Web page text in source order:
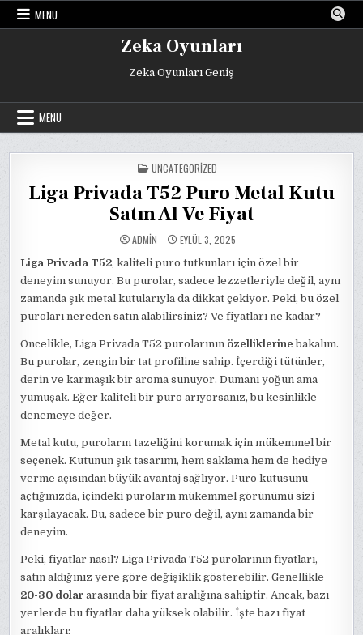
Skip
MENU
Zeka Oyunları
Zeka Oyunları Geniş
MENU
POSTED
IN
UNCATEGORIZED
Liga Privada T52 Puro Metal Kutu
Satın Al Ve Fiyat
ADMIN EYLÜL 3, 2025
Liga Privada T52, kaliteli puro tutkunları için özel bir
deneyim sunuyor. Bu purolar, sadece lezzetleriyle değil, aynı
zamanda şık metal kutularıyla da dikkat çekiyor. Peki, bu özel
puroları nereden satın alabilirsiniz? Ve fiyatları ne kadar?
Öncelikle, Liga Privada T52 purolarının özelliklerine bakalım.
Bu purolar, zengin bir tat profiline sahip. İçerdiği tütünler,
derin ve karmaşık bir aroma sunuyor. Dumanı yoğun ama
yumuşak. Eğer kaliteli bir puro arıyorsanız, bu kesinlikle
denemeye değer.
Metal kutu, puroların tazeliğini korumak için mükemmel bir
seçenek. Kutunun şık tasarımı, hem saklama hem de hediye
verme açısından büyük avantaj sağlıyor. Puro kutusunu
açtığınızda, içindeki puroların mükemmel görünümü sizi
karşılayacak. Bu, sadece bir puro değil, aynı zamanda bir
deneyim.
Peki, fiyatlar nasıl? Liga Privada T52 purolarının fiyatları,
satın aldığınız yere göre değişiklik gösterebilir. Genellikle
20-30 dolar arasında bir fiyat aralığına sahiptir. Ancak, bazı
yerlerde bu fiyatlar daha yüksek olabilir. İşte bazı fiyat
aralıkları: